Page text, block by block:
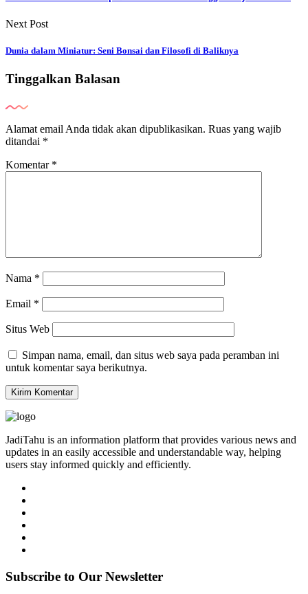
Next Post
Dunia dalam Miniatur: Seni Bonsai dan Filosofi di Baliknya
Tinggalkan Balasan
Alamat email Anda tidak akan dipublikasikan. Ruas yang wajib
ditandai *
Komentar *
Nama *
Email *
Situs Web
Simpan nama, email, dan situs web saya pada peramban ini
untuk komentar saya berikutnya.
JadiTahu is an information platform that provides various news and
updates in an easily accessible and understandable way, helping
users stay informed quickly and efficiently.
Subscribe to Our Newsletter